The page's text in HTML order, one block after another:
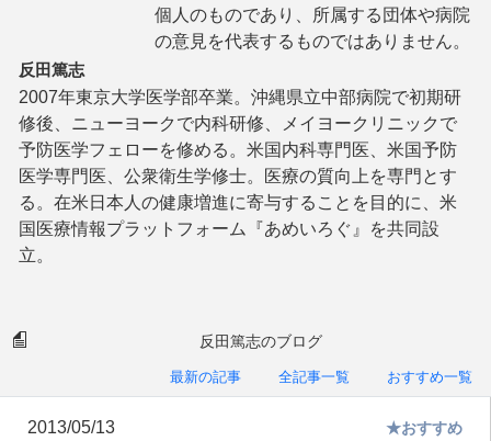
個人のものであり、所属する団体や病院
の意見を代表するものではありません。
反田篤志
2007年東京大学医学部卒業。沖縄県立中部病院で初期研
修後、ニューヨークで内科研修、メイヨークリニックで
予防医学フェローを修める。米国内科専門医、米国予防
医学専門医、公衆衛生学修士。医療の質向上を専門とす
る。在米日本人の健康増進に寄与することを目的に、米
国医療情報プラットフォーム『あめいろぐ』を共同設
立。
反田篤志のブログ
最新の記事 全記事一覧 おすすめ一覧
2013/05/13 ★おすすめ